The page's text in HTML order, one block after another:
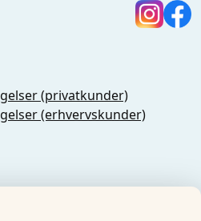
(privatkunder)
(erhvervskunder)